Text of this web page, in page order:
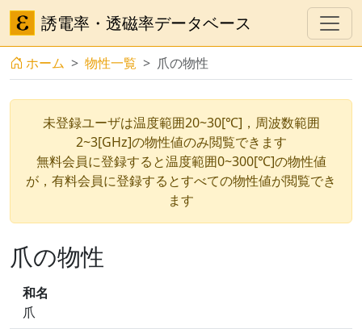
誘電率・透磁率データベース
ホーム 物性一覧 爪の物性
未登録ユーザは温度範囲20~30[℃]，周波数範囲
2~3[GHz]の物性値のみ閲覧できます
無料会員に登録すると温度範囲0~300[℃]の物性値
が，有料会員に登録するとすべての物性値が閲覧でき
ます
爪の物性
和名
爪